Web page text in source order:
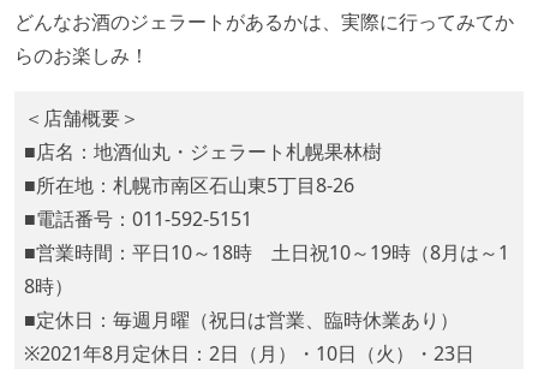
どんなお酒のジェラートがあるかは、実際に行ってみてか
らのお楽しみ！
＜店舗概要＞
■店名：地酒仙丸・ジェラート札幌果林樹
■所在地：札幌市南区石山東5丁目8-26
■電話番号：011-592-5151
■営業時間：平日10～18時 土日祝10～19時（8月は～1
8時）
■定休日：毎週月曜（祝日は営業、臨時休業あり）
※2021年8月定休日：2日（月）・10日（火）・23日